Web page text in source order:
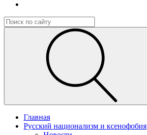
Главная
Русский национализм и ксенофобия